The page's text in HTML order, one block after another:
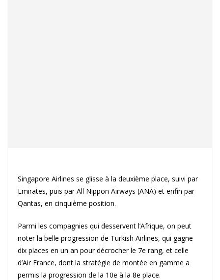
Singapore Airlines se glisse à la deuxième place, suivi par
Emirates, puis par All Nippon Airways (ANA) et enfin par
Qantas, en cinquième position.
Parmi les compagnies qui desservent l’Afrique, on peut
noter la belle progression de Turkish Airlines, qui gagne
dix places en un an pour décrocher le 7e rang, et celle
d’Air France, dont la stratégie de montée en gamme a
permis la progression de la 10e à la 8e place.